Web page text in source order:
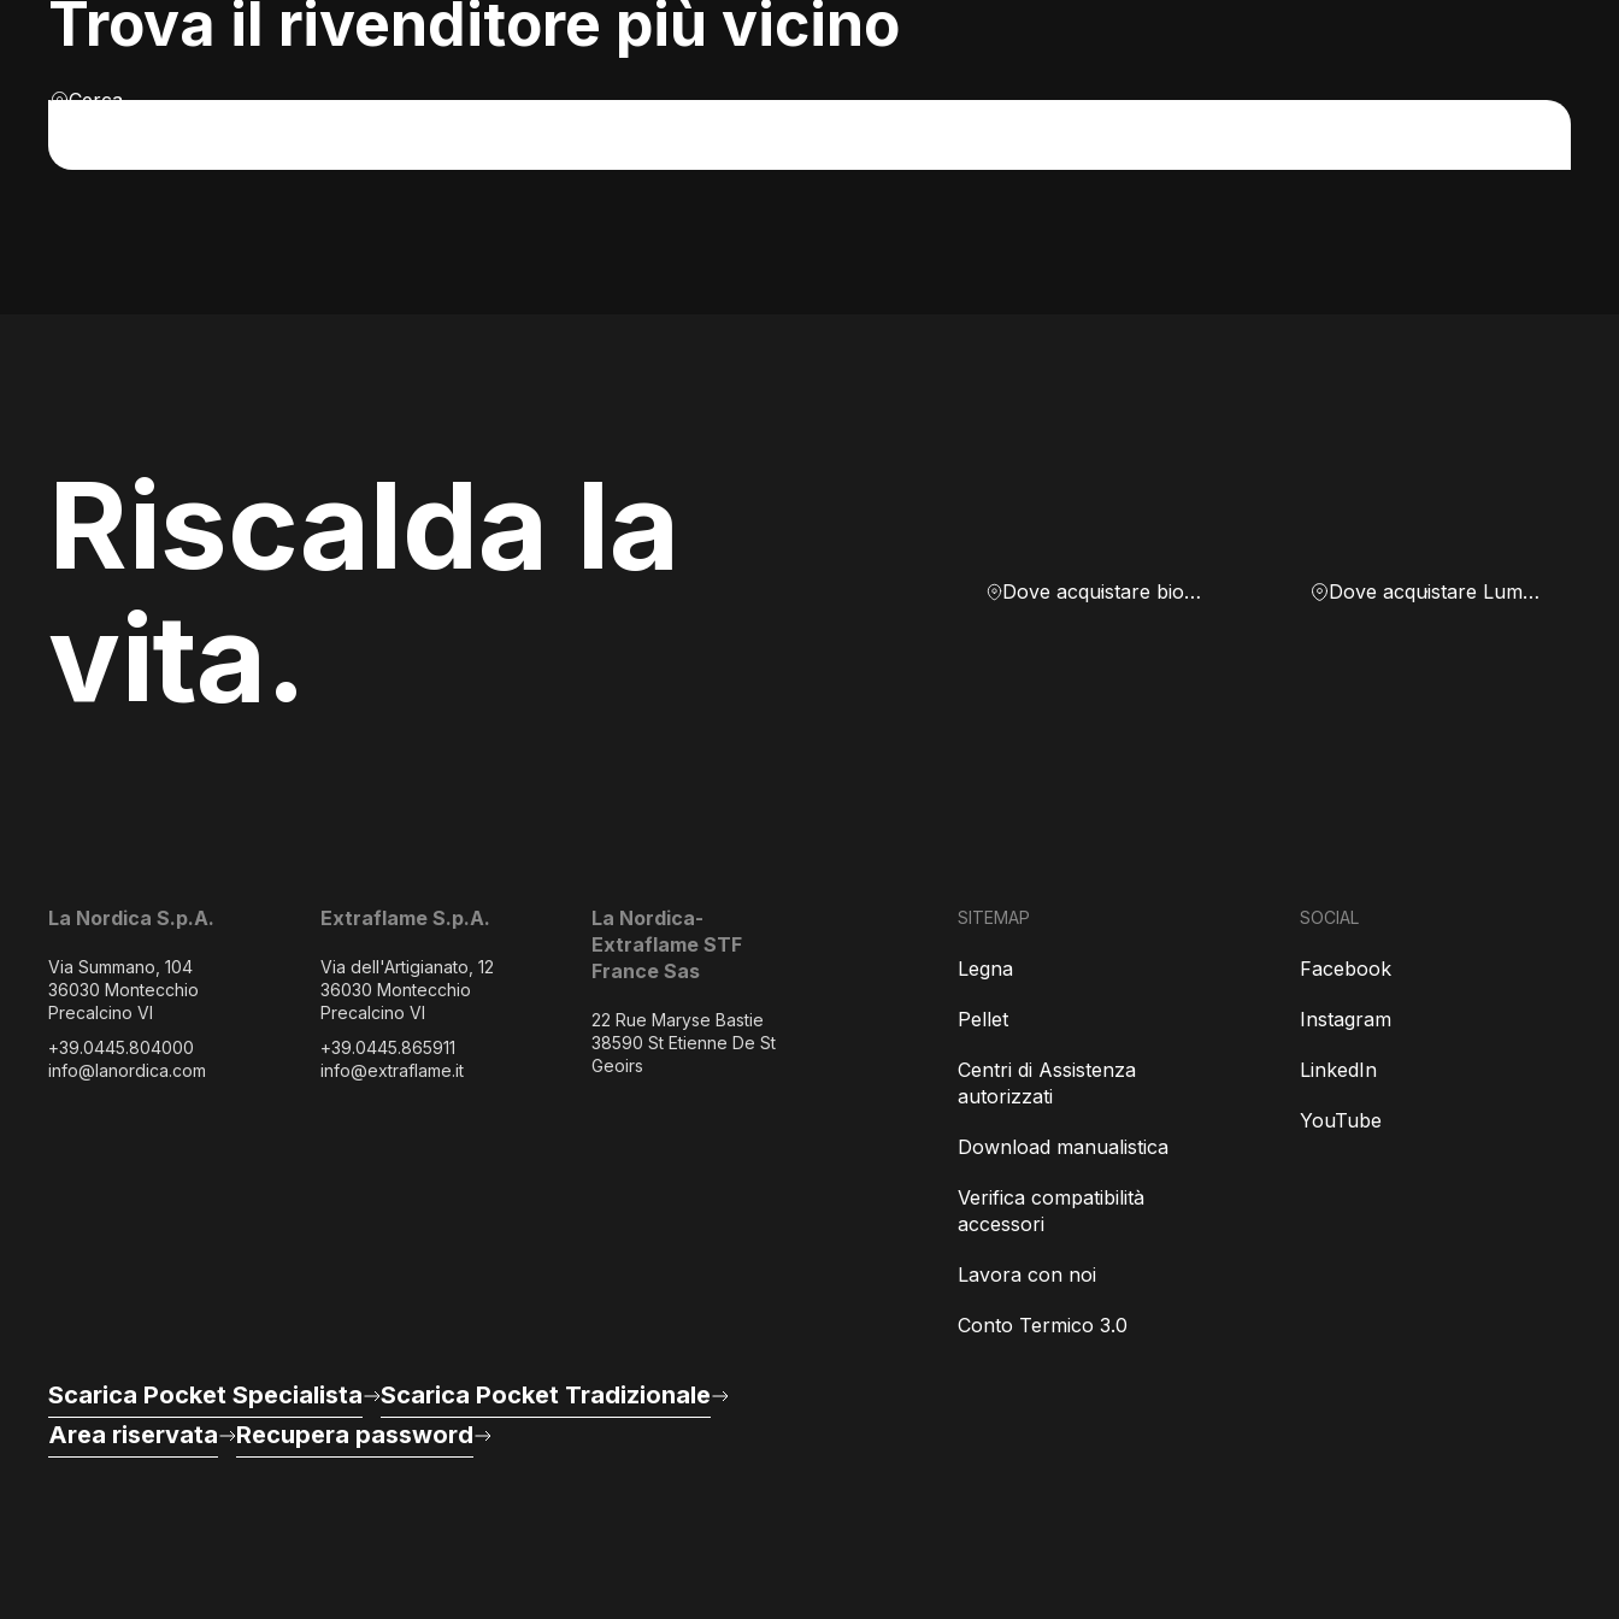
Trova il rivenditore più vicino
Cerca
Riscalda la
vita.
Dove acquistare biomassa Dove acquistare Lumen
La Nordica S.p.A.
Via Summano, 104
36030 Montecchio
Precalcino VI
+39.0445.804000
info@lanordica.com
Extraflame S.p.A.
Via dell'Artigianato, 12
36030 Montecchio
Precalcino VI
+39.0445.865911
info@extraflame.it
La Nordica-
Extraflame STF
France Sas
22 Rue Maryse Bastie
38590 St Etienne De St
Geoirs
Scarica Pocket Specialista
Scarica Pocket Tradizionale
Area riservata
Recupera password
SITEMAP
Legna
Pellet
Centri di Assistenza
autorizzati
Download manualistica
Verifica compatibilità
accessori
Lavora con noi
Conto Termico 3.0
SOCIAL
Facebook
Instagram
LinkedIn
YouTube